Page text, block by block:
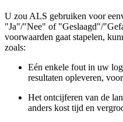
U zou ALS gebruiken voor
"Ja"/"Nee" of "Geslaagd"/
voorwaarden gaat stapelen,
zoals:
Eén enkele fout in uw
resultaten opleveren,
Het ontcijferen van de
anders kost tijd en